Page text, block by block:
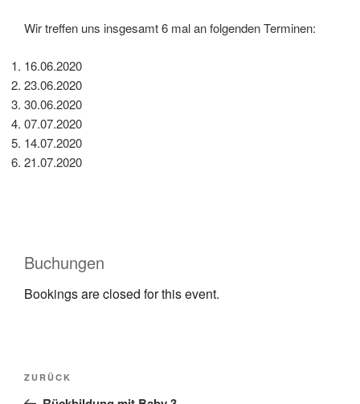
Wir treffen uns insgesamt 6 mal an folgenden Terminen:
16.06.2020
23.06.2020
30.06.2020
07.07.2020
14.07.2020
21.07.2020
Buchungen
Bookings are closed for this event.
ZURÜCK